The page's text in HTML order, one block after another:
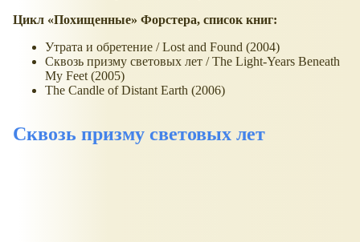
Цикл
Похищенные
Форстера, список книг:
Утрата и обретение / Lost and Found (2004)
Сквозь призму световых лет / The Light-Years Beneath
My Feet (2005)
The Candle of Distant Earth (2006)
Сквозь призму световых лет